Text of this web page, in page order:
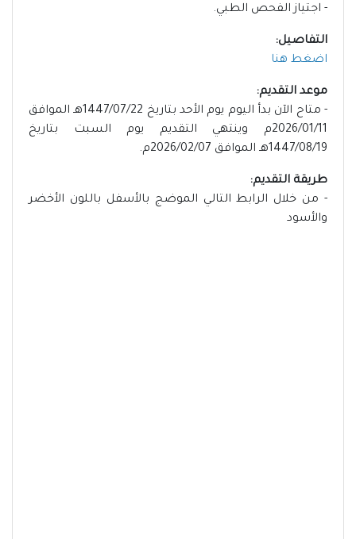
- اجتياز الفحص الطبي.
التفاصيل:
اضغط هنا
موعد التقديم:
- متاح الآن بدأ اليوم يوم الأحد بتاريخ 1447/07/22هـ الموافق
2026/01/11م وينتهي التقديم يوم السبت بتاريخ
1447/08/19هـ الموافق 2026/02/07م.
طريقة التقديم:
- من خلال الرابط التالي الموضج بالأسفل باللون الأخضر
والأسود